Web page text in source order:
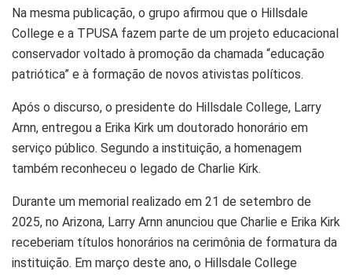
Na mesma publicação, o grupo afirmou que o Hillsdale
College e a TPUSA fazem parte de um projeto educacional
conservador voltado à promoção da chamada “educação
patriótica” e à formação de novos ativistas políticos.
Após o discurso, o presidente do Hillsdale College, Larry
Arnn, entregou a Erika Kirk um doutorado honorário em
serviço público. Segundo a instituição, a homenagem
também reconheceu o legado de Charlie Kirk.
Durante um memorial realizado em 21 de setembro de
2025, no Arizona, Larry Arnn anunciou que Charlie e Erika Kirk
receberiam títulos honorários na cerimônia de formatura da
instituição. Em março deste ano, o Hillsdale College